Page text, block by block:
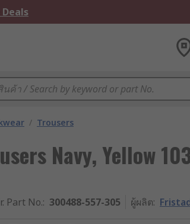
/ Trousers
Navy, Yellow
Part No.: 300488-557-305 ผู้ผลิต: